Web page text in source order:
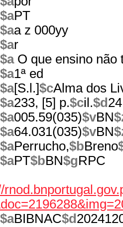
$aPT
$aa z 000yy
$ar
$aO que ensino não
$a1ª ed
$a[S.l.]$cAlma dos
$a233, [5] p.$cil.$d
$a005.59(035)$vBN
$a64.031(035)$vBN
$aPerrucho,$bBreno
$aPT$bBN$gRPC
$aBIBNAC$d